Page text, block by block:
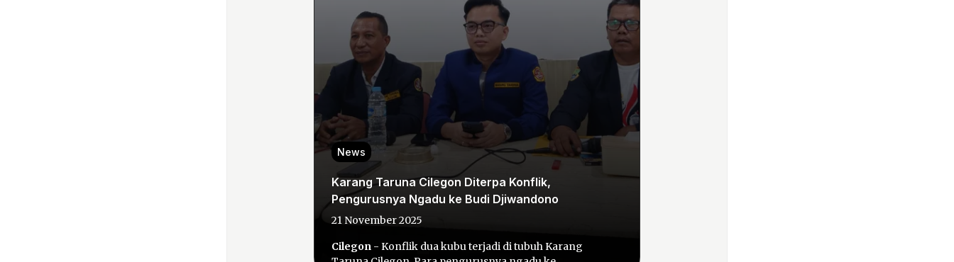
News
Karang Taruna Cilegon Diterpa Konflik,
Pengurusnya Ngadu ke Budi Djiwandono
21 November 2025
Cilegon - Konflik dua kubu terjadi di tubuh Karang